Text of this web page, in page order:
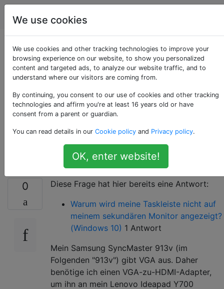
Computerbenutzer
Wie verhindere ich,
dass mein zweiter
Monitor oben und
unten abschneidet?
[Duplikat]
0
Diese Frage hat hier bereits eine Antwort:
Warum wird meine Taskleiste nicht auf
meinem sekundären Monitor angezeigt?
(Windows 10) 1 Antwort
Mein Samsung SyncMaster 913v (im
Folgenden "913v") gibt VGA aus. Daher
benötige ich einen VGA-zu-HDMI-Adapter,
um ihn an mein Lenovo Ideapad Y700
We use cookies
We use cookies and other tracking technologies to improve your
browsing experience on our website, to show you personalized
content and targeted ads, to analyze our website traffic, and to
understand where our visitors are coming from.
By continuing, you consent to our use of cookies and other tracking
technologies and affirm you're at least 16 years old or have
consent from a parent or guardian.
You can read details in our Cookie policy and Privacy policy.
OK, enter website!